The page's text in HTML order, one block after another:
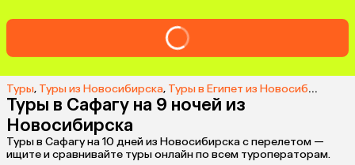
Туры, Туры из Новосибирска, Туры в Египет из Новосибирска
Туры в Сафагу на 9 ночей из
Новосибирска
Туры в Сафагу на 10 дней из Новосибирска с перелетом —
ищите и сравнивайте туры онлайн по всем туроператорам.